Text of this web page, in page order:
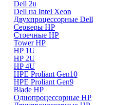
Dell 2u
Dell на Intel Xeon
Двухпроцессорные Dell
Серверы HP
Стоечные HP
Tower HP
HP 1U
HP 2U
HP 4U
HPE Proliant Gen10
HPE Proliant Gen9
Blade HP
Однопроцессорные HP